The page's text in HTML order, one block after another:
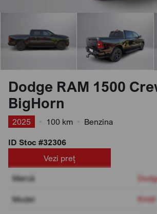
Dodge RAM 1500
BigHorn
2025 100 km
Benzina
ID Stoc #32306
Vezi preț
Marcă
Model RAM